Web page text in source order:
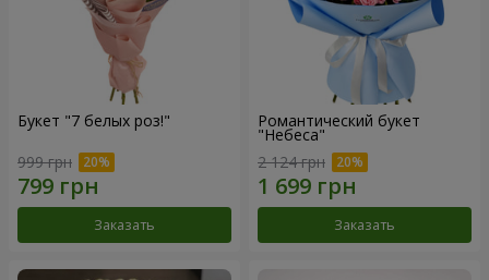
Букет "7 белых роз!"
999 грн
Заказать
Романтический букет
"Небеса"
2 124 грн
Заказать